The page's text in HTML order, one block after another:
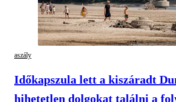
aszály
Időkapszula lett a kiszáradt
hihetetlen dolgokat találni a